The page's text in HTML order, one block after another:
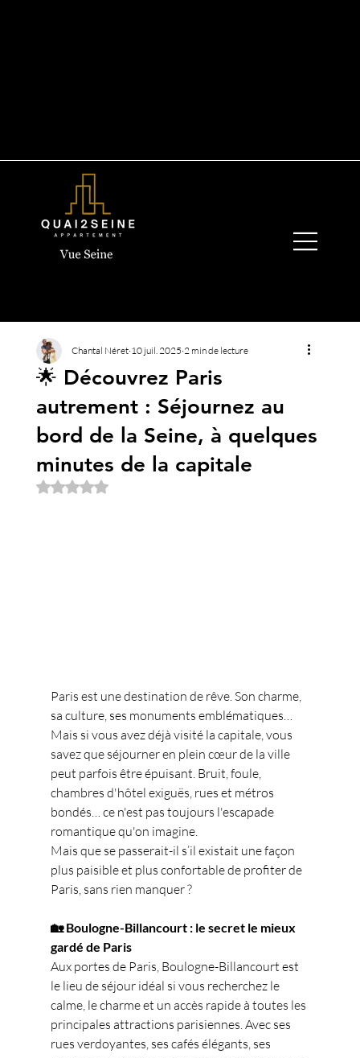
🌟 Découvrez Paris
autrement : Séjournez au
bord de la Seine, à quelques
minutes de la capitale
Chantal Néret 10 juil. 2025 2 min de lecture
Noté NaN étoiles sur 5.
Paris est une destination de rêve. Son charme,
sa culture, ses monuments emblématiques…
Mais si vous avez déjà visité la capitale, vous
savez que séjourner en plein cœur de la ville
peut parfois être épuisant. Bruit, foule,
chambres d'hôtel exiguës, rues et métros
bondés… ce n'est pas toujours l'escapade
romantique qu'on imagine.
Mais que se passerait-il s’il existait une façon
plus paisible et plus confortable de profiter de
Paris, sans rien manquer ?
🏡 Boulogne-Billancourt : le secret le mieux
gardé de Paris
Aux portes de Paris, Boulogne-Billancourt est
le lieu de séjour idéal si vous recherchez le
calme, le charme et un accès rapide à toutes les
principales attractions parisiennes. Avec ses
rues verdoyantes, ses cafés élégants, ses